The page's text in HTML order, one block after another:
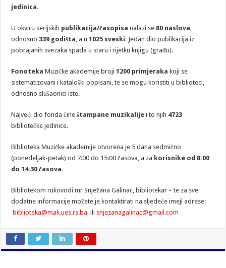
jedinica.
U okviru serijskih publikacija/časopisa nalazi se80 naslova
odnosno339 godišta , a u1025 sveski. Jedan dio publikacija iz
pobrajanih svezaka spada u staru i rijetku knjigu (građu).
Fonoteka Muzičke akademije broji1200 primjeraka koji se
sistematizovani i kataloški popisani, te se mogu koristiti u biblioteci,
odnosno slušaonici iste.
Najveći dio fonda čineštampane muzikalije i to njih 4723
bibliotečke jedinice.
Biblioteka Muzičke akademije otvorena je 5 dana sedmično
(ponedeljak-petak) od 7:00 do 15:00 časova, a za korisnike od8:00
do 14:30 časova.
Bibliotekom rukovodi mr Snježana Galinac, bibliotekar – te za sve
dodatne informacije možete je kontaktirati na sljedeće imejl adrese:
biblioteka@mak.ues.rs.ba ili snjezanagalinac@gmail.com